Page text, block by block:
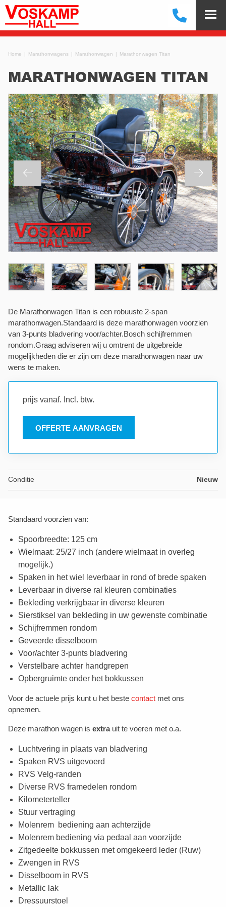
Home Marathonwagens Marathonwagen Marathonwagen Titan
MARATHONWAGEN TITAN
De Marathonwagen Titan is een robuuste 2-span
marathonwagen.Standaard is deze marathonwagen voorzien
van 3-punts bladvering voor/achter.Bosch schijfremmen
rondom.Graag adviseren wij u omtrent de uitgebreide
mogelijkheden die er zijn om deze marathonwagen naar uw
wens te maken.
OFFERTE AANVRAGEN
prijs vanaf. Incl. btw.
Conditie Nieuw
Standaard voorzien van:
Spoorbreedte: 125 cm
Wielmaat: 25/27 inch (andere wielmaat in overleg
mogelijk.)
Spaken in het wiel leverbaar in rond of brede spaken
Leverbaar in diverse ral kleuren combinaties
Bekleding verkrijgbaar in diverse kleuren
Sierstiksel van bekleding in uw gewenste combinatie
Schijfremmen rondom
Geveerde disselboom
Voor/achter 3-punts bladvering
Verstelbare achter handgrepen
Opbergruimte onder het bokkussen
Voor de actuele prijs kunt u het beste contact met ons
opnemen.
Deze marathon wagen is extrauit te voeren met o.a.
Luchtvering in plaats van bladvering
Spaken RVS uitgevoerd
RVS Velg-randen
Diverse RVS framedelen rondom
Kilometerteller
Stuur vertraging
Molenrem bediening aan achterzijde
Molenrem bediening via pedaal aan voorzijde
Zitgedeelte bokkussen met omgekeerd leder (Ruw)
Zwengen in RVS
Disselboom in RVS
Metallic lak
Dressuurstoel